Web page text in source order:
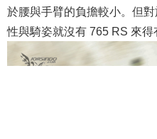
於腰與手臂的負擔較小。但
性與騎姿就沒有 765 RS 來得